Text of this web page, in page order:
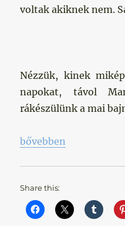
voltak akiknek nem.
Nézzük, kinek
napokat, távol
rákészülünk a mai
„Vissza a
bővebben
Share this: